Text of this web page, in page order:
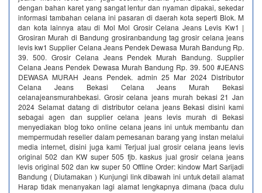
dengan bahan karet yang sangat lentur dan nyaman dipakai, sekedar
informasi tambahan celana ini pasaran di daerah kota seperti Blok. M
dan kota lainnya atau di Mol Mol Grosir Celana Jeans Levis Kw1 |
Grosiran Murah di Bandung grosiranbandung tag grosir celana jeans
levis kw1 Supplier Celana Jeans Pendek Dewasa Murah Bandung Rp.
39. 500. Grosir Celana Jeans Pendek Murah Bandung. Supplier
Celana Jeans Pendek Dewasa Murah Bandung Rp. 39. 500 #JEANS
DEWASA MURAH Jeans Pendek. admin 25 Mar 2024 Distributor
Celana Jeans Bekasi Celana Jeans Murah Bekasi
celanajeansmurahbekasi. Grosir celana jeans murah bekasi 21 Jan
2024 Selamat datang di distributor celana jeans Bekasi disini kami
sebagai agen dan supplier celana jeans levis murah di Bekasi
menyediakan blog toko online celana jeans ini untuk membantu dan
mempermudah reseller dalam pemesanan barang yang instan melalui
media internet, disini juga kami Terjual jual grosir celana jeans levis
original 502 dan KW super 505 fjb. kaskus jual grosir celana jeans
levis original 502 dan kw super 50 Offline Order: kindow Mart Sarijadi
Bandung ( Diutamakan ) Kunjungi link dibawah ini untuk detail alamat
Harap tidak menanyakan lagi alamat lengkapnya dimana (baca dulu